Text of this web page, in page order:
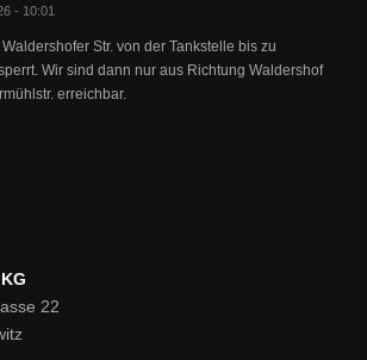
- 10:01
Str. von der Tankstelle bis zu
Wir sind dann nur aus Richtung Waldershof
erreichbar.
22